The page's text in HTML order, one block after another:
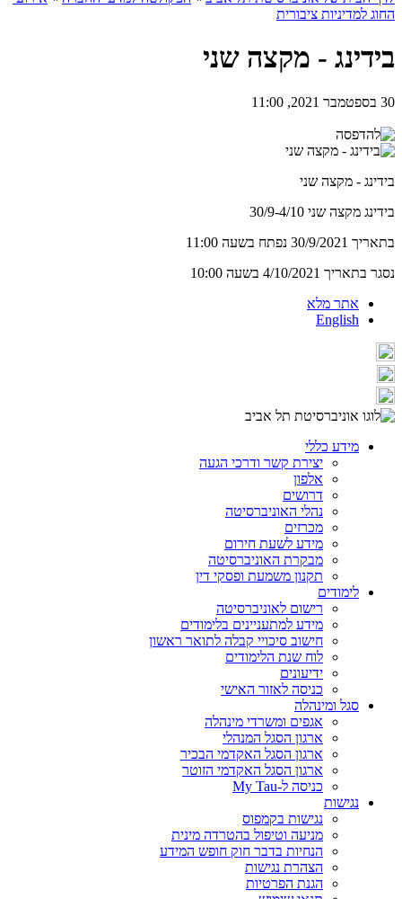
החוג למדיניות ציבורית
בידינג - מקצה שני
30 בספטמבר 2021, 11:00
בידינג - מקצה שני
בידינג מקצה שני 30/9-4/10
בתאריך 30/9/2021 נפתח בשעה 11:00
נסגר בתאריך 4/10/2021 בשעה 10:00
אתר מלא
English
מידע כללי
יצירת קשר ודרכי הגעה
אלפון
דרושים
נהלי האוניברסיטה
מכרזים
מידע לשעת חירום
מבקרת האוניברסיטה
תקנון משמעת ופסקי דין
לימודים
רישום לאוניברסיטה
מידע למתעניינים בלימודים
חישוב סיכויי קבלה לתואר ראשון
לוח שנת הלימודים
ידיעונים
כניסה לאזור האישי
סגל ומינהלה
אגפים ומשרדי מינהלה
ארגון הסגל המנהלי
ארגון הסגל האקדמי הבכיר
ארגון הסגל האקדמי הזוטר
כניסה ל-My Tau
נגישות
נגישות בקמפוס
מניעה וטיפול בהטרדה מינית
הנחיות בדבר חוק חופש המידע
הצהרת נגישות
הגנת הפרטיות